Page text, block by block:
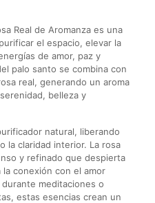
Real de Aromanza es una
el espacio, elevar la
de amor, paz y
palo santo se combina con
real, generando un aroma
belleza y
natural, liberando
la claridad interior. La rosa
y refinado que despierta
conexión con el amor
meditaciones o
estas esencias crean un